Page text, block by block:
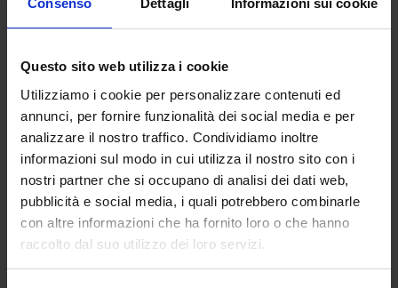
Consenso Dettagli Informazioni sui cookie
Questo sito web utilizza i cookie
Utilizziamo i cookie per personalizzare contenuti ed
annunci, per fornire funzionalità dei social media e per
analizzare il nostro traffico. Condividiamo inoltre
informazioni sul modo in cui utilizza il nostro sito con i
nostri partner che si occupano di analisi dei dati web,
pubblicità e social media, i quali potrebbero combinarle
con altre informazioni che ha fornito loro o che hanno
raccolto dal suo utilizzo dei loro servizi.
Foto: Jaap Buitendijk
“In dono”
Peril look della notte di nozze di Cathy
spunto da una foto degli anni 50, in cui veniva